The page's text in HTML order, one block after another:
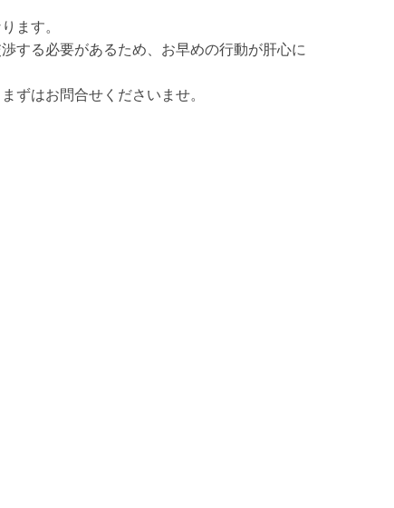
ます。
する必要があるため、お早めの行動が肝心に
ずはお問合せくださいませ。